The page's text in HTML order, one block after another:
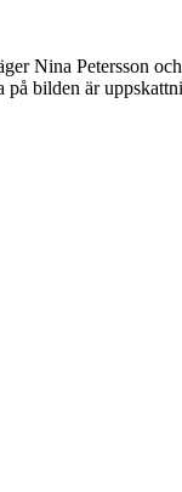
Nina Petersson
på bilden är